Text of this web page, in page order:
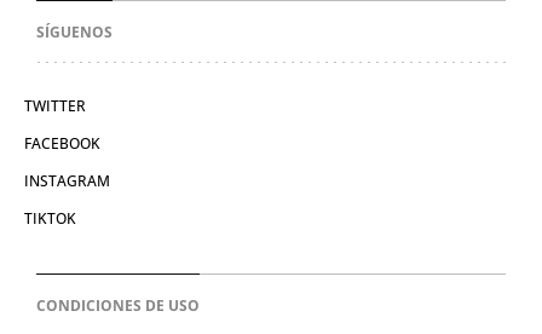
SÍGUENOS
TWITTER
FACEBOOK
INSTAGRAM
TIKTOK
CONDICIONES DE USO